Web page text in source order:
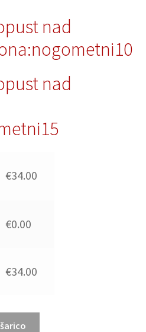
nad
nad
€34.00
€0.00
€34.00